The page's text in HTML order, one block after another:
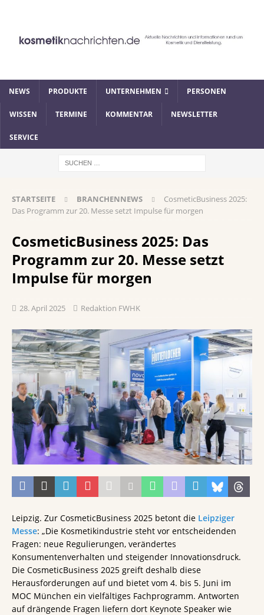
NEWS PRODUKTE UNTERNEHMEN PERSONEN
WISSEN TERMINE KOMMENTAR NEWSLETTER
SERVICE
STARTSEITE BRANCHENNEWS
CosmeticBusiness 2025:
Das Programm zur 20. Messe setzt Impulse für morgen
CosmeticBusiness 2025: Das
Programm zur 20. Messe setzt
Impulse für morgen
28. April 2025 Redaktion FWHK
Leipzig. Zur CosmeticBusiness 2025 betont die Leipziger
Messe: „Die Kosmetikindustrie steht vor entscheidenden
Fragen: neue Regulierungen, verändertes
Konsumentenverhalten und steigender Innovationsdruck.
Die CosmeticBusiness 2025 greift deshalb diese
Herausforderungen auf und bietet vom 4. bis 5. Juni im
MOC München ein vielfältiges Fachprogramm. Antworten
auf drängende Fragen liefern dort Keynote Speaker wie